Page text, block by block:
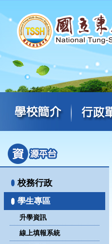
校務行政
學生專區
升學資訊
線上填報系統